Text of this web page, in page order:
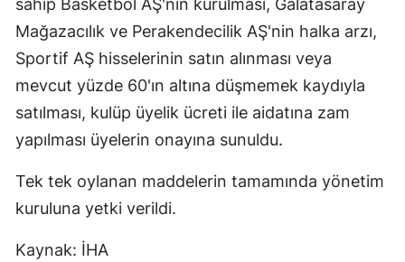
Kırşehir
Konya
sahip Basketbol AŞ'nin kurulması, Galatasaray
Mağazacılık ve Perakendecilik AŞ'nin halka arzı,
Sportif AŞ hisselerinin satın alınması veya
mevcut yüzde 60'ın altına düşmemek kaydıyla
satılması, kulüp üyelik ücreti ile aidatına zam
yapılması üyelerin onayına sunuldu.
Tek tek oylanan maddelerin tamamında yönetim
kuruluna yetki verildi.
Kaynak: İHA